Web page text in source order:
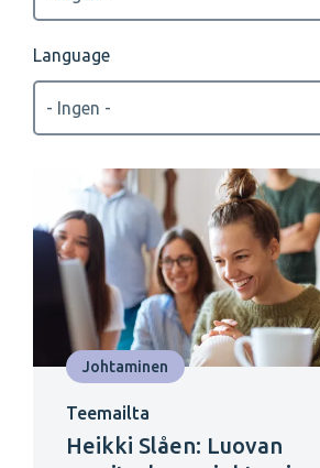
Language
Johtaminen
Teemailta
Heikki Slåen: Luovan